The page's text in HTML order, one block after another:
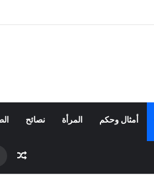
لمنتجات نايكي المفضلة عبر
أمثال وحكم المرأة نصائح